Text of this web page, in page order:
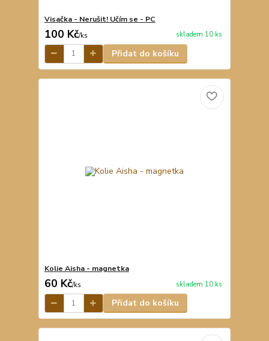
Visačka - Nerušit! Učím se - PC
100 Kč/ks skladem 10 ks
Přidat do košíku
Kolie Aisha - magnetka
60 Kč/ks skladem 10 ks
Přidat do košíku